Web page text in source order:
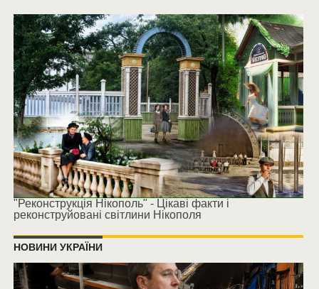
"Реконструкція Нікополь" - Цікаві факти і
реконструйовані світлини Нікополя
НОВИНИ УКРАЇНИ